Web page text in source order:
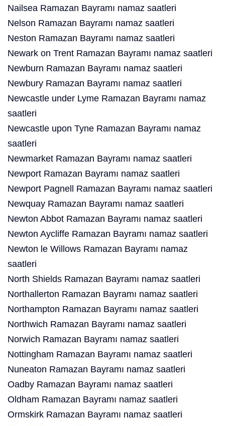
Nailsea Ramazan Bayramı namaz saatleri
Nelson Ramazan Bayramı namaz saatleri
Neston Ramazan Bayramı namaz saatleri
Newark on Trent Ramazan Bayramı namaz saatleri
Newburn Ramazan Bayramı namaz saatleri
Newbury Ramazan Bayramı namaz saatleri
Newcastle under Lyme Ramazan Bayramı namaz
saatleri
Newcastle upon Tyne Ramazan Bayramı namaz
saatleri
Newmarket Ramazan Bayramı namaz saatleri
Newport Ramazan Bayramı namaz saatleri
Newport Pagnell Ramazan Bayramı namaz saatleri
Newquay Ramazan Bayramı namaz saatleri
Newton Abbot Ramazan Bayramı namaz saatleri
Newton Aycliffe Ramazan Bayramı namaz saatleri
Newton le Willows Ramazan Bayramı namaz
saatleri
North Shields Ramazan Bayramı namaz saatleri
Northallerton Ramazan Bayramı namaz saatleri
Northampton Ramazan Bayramı namaz saatleri
Northwich Ramazan Bayramı namaz saatleri
Norwich Ramazan Bayramı namaz saatleri
Nottingham Ramazan Bayramı namaz saatleri
Nuneaton Ramazan Bayramı namaz saatleri
Oadby Ramazan Bayramı namaz saatleri
Oldham Ramazan Bayramı namaz saatleri
Ormskirk Ramazan Bayramı namaz saatleri